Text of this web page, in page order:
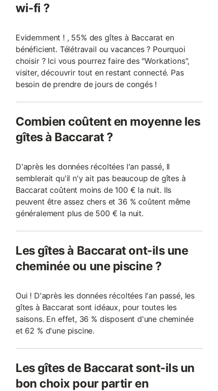
wi-fi ?
Evidemment ! , 55% des gîtes à Baccarat en
bénéficient. Télétravail ou vacances ? Pourquoi
choisir ? Ici vous pourrez faire des "Workations",
visiter, découvrir tout en restant connecté. Pas
besoin de prendre de jours de congés !
Combien coûtent en moyenne les
gîtes à Baccarat ?
D'après les données récoltées l'an passé, Il
semblerait qu'il n'y ait pas beaucoup de gîtes à
Baccarat coûtent moins de 100 € la nuit. Ils
peuvent être assez chers et 36 % coûtent même
généralement plus de 500 € la nuit.
Les gîtes à Baccarat ont-ils une
cheminée ou une piscine ?
Oui ! D'après les données récoltées l'an passé, les
gîtes à Baccarat sont idéaux, pour toutes les
saisons. En effet, 36 % disposent d'une cheminée
et 62 % d'une piscine.
Les gîtes de Baccarat sont-ils un
bon choix pour partir en